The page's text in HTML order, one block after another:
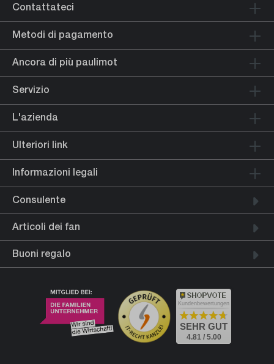
Contattateci
Metodi di pagamento
Ancora di più paulimot
Servizio
L'azienda
Ulteriori link
Informazioni legali
Consulente
Articoli dei fan
Buoni regalo
Kundenbewertungen
SEHR GUT
4.81 / 5.00